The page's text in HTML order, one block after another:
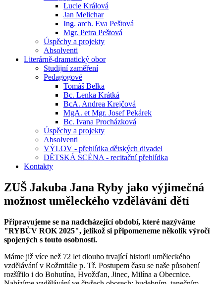
Lucie Králová
Jan Melichar
Ing. arch. Eva Peštová
Mgr. Petra Peštová
Úspěchy a projekty
Absolventi
Literárně-dramatický obor
Studijní zaměření
Pedagogové
Tomáš Belka
Bc. Lenka Krátká
BcA. Andrea Krejčová
MgA. et Mgr. Josef Pekárek
Bc. Ivana Procházková
Úspěchy a projekty
Absolventi
VÝLOV - přehlídka dětských divadel
DĚTSKÁ SCÉNA - recitační přehlídka
Kontakty
ZUŠ Jakuba Jana Ryby jako výjimečná
možnost uměleckého vzdělávání dětí
Připravujeme se na nadcházející období, které nazýváme
"RYBŮV ROK 2025", jelikož si připomeneme několik výročí
spojených s touto osobností.
Máme již více než 72 let dlouho trvající historii uměleckého
vzdělávání v Rožmitále p. Tř. Postupem času se naše působení
rozšířilo i do Bohutína, Hvožďan, Jinec, Milína a Obecnice.